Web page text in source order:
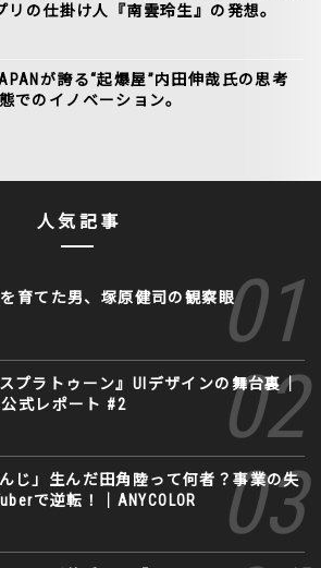
リの仕掛け人『南雲玲生』の発想。
が誇る“起爆屋”内田伸哉氏の思考
でのイノベーション。
人気記事
を育てた男、塚原健司の観察眼
プラトゥーン』UIデザインの舞台裏｜
式レポート #2
んじ」生んだ田角陸って何者？事業の失
で逆転！｜ANYCOLOR